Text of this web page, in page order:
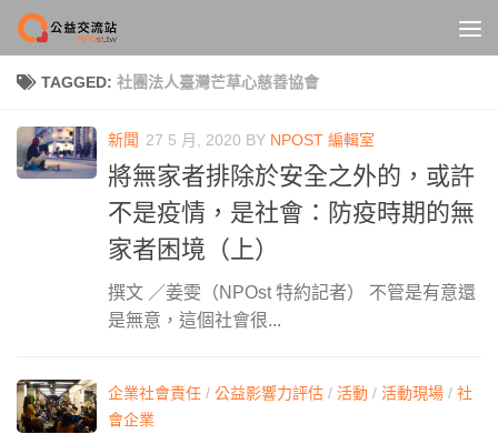
Skip to content
TAGGED: 社團法人臺灣芒草心慈善協會
新聞 27 5 月, 2020 BY NPOST 編輯室
將無家者排除於安全之外的，或許
不是疫情，是社會：防疫時期的無
家者困境（上）
撰文 ／姜雯（NPOst 特約記者） 不管是有意還
是無意，這個社會很...
企業社會責任 / 公益影響力評估 / 活動 / 活動現場 / 社
會企業